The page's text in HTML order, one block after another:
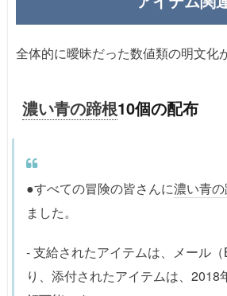
善されました。
後悲鳴の束縛、降臨技術を正常に
正しました。
全体的に曖昧だった数値類の明文化
濃い青の蹄根10個の配布
●すべての冒険の皆さんに濃い青
ました。
- 支給されたアイテムは、メール
り、添付されたアイテムは、2018